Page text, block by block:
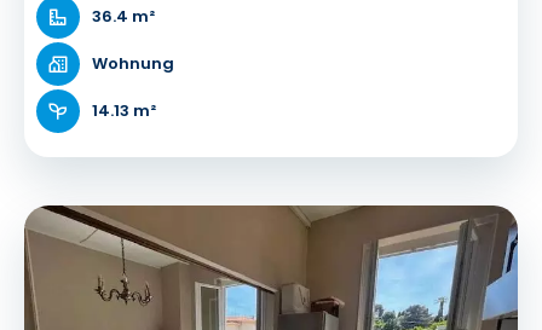
36.4 m²
Wohnung
14.13 m²